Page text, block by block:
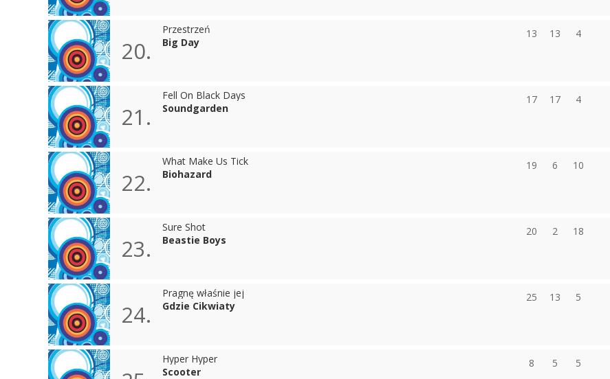
13 13 4
20.
Przestrzeń
Big Day
17 17 4
21.
Fell On Black Days
Soundgarden
19 6 10
22.
What Make Us Tick
Biohazard
20 2 18
23.
Sure Shot
Beastie Boys
25 13 5
24.
Pragnę właśnie jej
Gdzie Cikwiaty
8 5 5
Hyper Hyper
Scooter